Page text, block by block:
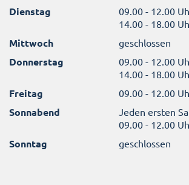
Dienstag
09.00 - 12.00
14.00 - 18.00
Mittwoch geschlossen
Donnerstag
09.00 - 12.00
14.00 - 18.00
Freitag 09.00 - 12.00
Sonnabend
Jeden ersten
09.00 - 12.00
Sonntag geschlossen